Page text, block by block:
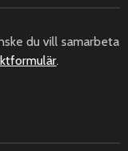
du vill samarbeta
.